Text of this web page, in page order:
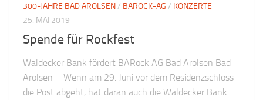
300-JAHRE BAD AROLSEN/ BAROCK-AG / KONZERTE
25. MAI 2019
Spende für Rockfest
Waldecker Bank fördert BARock AG Bad Arolsen Bad
Arolsen – Wenn am 29. Juni vor dem Residenzschloss
die Post abgeht, hat daran auch die Waldecker Bank